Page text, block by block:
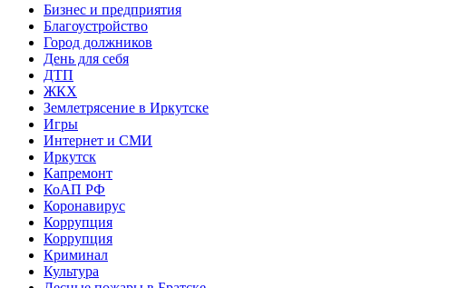
Бизнес и предприятия
Благоустройство
Город должников
День для себя
ДТП
ЖКХ
Землетрясение в Иркутске
Игры
Интернет и СМИ
Иркутск
Капремонт
КоАП РФ
Коронавирус
Коррупция
Коррупция
Криминал
Культура